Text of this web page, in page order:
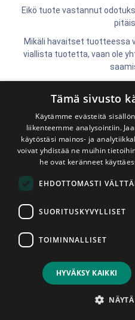
Eikö tuote vastannut
Mikäli havaitset tuotteessa
viallista tuotetta, vaan ole
Pyydämme laittamaan
osoitteeseen
otsikoksi
Viesti saa olla
- Tilauksen numero
-
- Miten
Liittäkää viestiin myös
Tämä sivusto
Käytämme evästeitä
liikenteemme analysointiin.
käytöstäsi mainos- ja
voivat yhdistää ne muihin
he ovat keränneet
EHDOTTOMASTI
SUORITUSKYVYLLISET
TOIMINNALLISET
HYVÄKSY KAIKKI